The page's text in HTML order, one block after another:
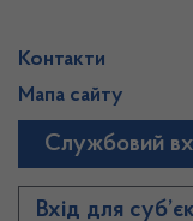
Контакти
Мапа сайту
Службовий
Вхід для